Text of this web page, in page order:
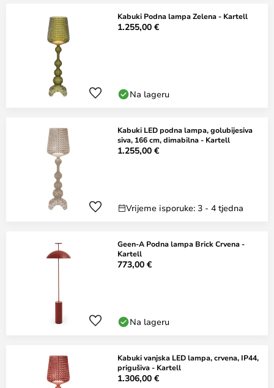
Kabuki Podna lampa Zelena - Kartell
1.255,00 €
Na lageru
Kabuki LED podna lampa, golubijesiva
siva, 166 cm, dimabilna - Kartell
1.255,00 €
Vrijeme isporuke: 3 - 4 tjedna
Geen-A Podna lampa Brick Crvena -
Kartell
773,00 €
Na lageru
Kabuki vanjska LED lampa, crvena, IP44,
prigušiva - Kartell
1.306,00 €